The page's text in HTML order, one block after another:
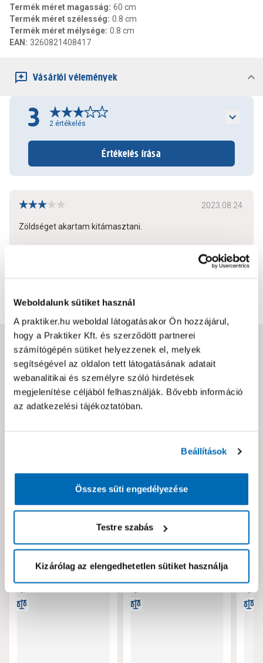
Weboldalunk sütiket használ
A praktiker.hu weboldal látogatásakor Ön hozzájárul,
hogy a Praktiker Kft. és szerződött partnerei
számítógépén sütiket helyezzenek el, melyek
segítségével az oldalon tett látogatásának adatait
webanalitikai és személyre szóló hirdetések
megjelenítése céljából felhasználják. Bővebb információ
az adatkezelési tájékoztatóban.
Beállítások
Összes süti engedélyezése
Testre szabás
Kizárólag az elengedhetetlen sütiket használja
Termék méret magasság: 60 cm
Termék méret szélesség: 0.8 cm
Termék méret mélysége: 0.8 cm
EAN : 3260821408417
Vásárlói vélemények
3 2 értékelés
Értékelés írása
2023.08.24.
Zöldséget akartam kitámasztani.
1 2
További értékelések
Jótállás, szavatosság
Csomagolási és súly információk
Neked ajánljuk!